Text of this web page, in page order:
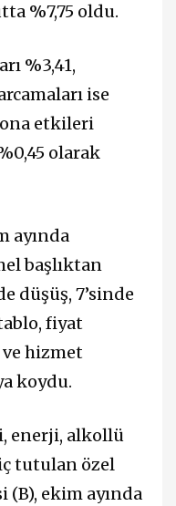
%7,75 oldu.
%3,41,
ise
etkileri
olarak
ayında
başlıktan
düşüş, 7’sinde
fiyat
ve hizmet
koydu.
enerji, alkollü
tutulan özel
(B), ekim ayında